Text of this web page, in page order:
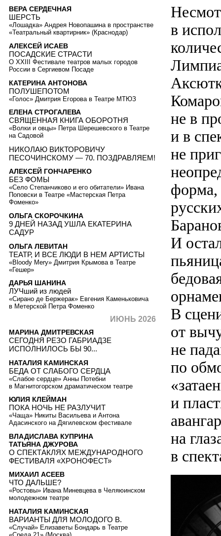
в
не в
и в
не
форма,
И
В
от
не
по
и
на
в
ВЕРА СЕРДЕЧНАЯ
ШЕРСТЬ
«Лошадка» Андрея Новопашина в пространстве
«Театральный квартирник» (Краснодар)
АЛЕКСЕЙ ИСАЕВ
ПОСАДСКИЕ СТРАСТИ
О XXIII Фестивале театров малых городов
России в Сергиевом Посаде
КАТЕРИНА АНТОНОВА
ПОЛУШЕПОТОМ
«Голос» Дмитрия Егорова в Театре МТЮЗ
ЕЛЕНА СТРОГАЛЕВА
СВЯЩЕННАЯ КНИГА ОБОРОТНЯ
«Волки и овцы» Петра Шерешевского в Театре
на Садовой
НИКОЛАЮ ВИКТОРОВИЧУ
ПЕСОЧИНСКОМУ — 70. ПОЗДРАВЛЯЕМ!
АЛЕКСЕЙ ГОНЧАРЕНКО
БЕЗ ФОМЫ
«Село Степанчиково и его обитатели» Ивана
Поповски в Театре «Мастерская Петра
Фоменко»
ОЛЬГА СКОРОЧКИНА
9 ДНЕЙ НАЗАД УШЛА ЕКАТЕРИНА
САДУР
ОЛЬГА ЛЕВИТАН
ТЕАТР, И ВСЕ ЛЮДИ В НЕМ АРТИСТЫ
«Bloody Mery» Дмитрия Крымова в Театре
«Гешер»
ДАРЬЯ ШАНИНА
ЛУЧший из людей
«Сирано де Бержерак» Евгения Каменьковича
в Метерской Петра Фоменко
ИЮНЬ 2026
МАРИНА ДМИТРЕВСКАЯ
СЕГОДНЯ РЕЗО ГАБРИАДЗЕ
ИСПОЛНИЛОСЬ БЫ 90...
НАТАЛИЯ КАМИНСКАЯ
БЕДА ОТ СЛАБОГО СЕРДЦА
«Слабое сердце» Анны Потебни
в Магнитогорском драматическом театре
ЮЛИЯ КЛЕЙМАН
ПОКА НОЧЬ НЕ РАЗЛУЧИТ
«Чаща» Никиты Васильева и Антона
Адасинского на Дягилевском фестивале
ВЛАДИСЛАВА КУПРИНА
ТАТЬЯНА ДЖУРОВА
О СПЕКТАКЛЯХ МЕЖДУНАРОДНОГО
ФЕСТИВАЛЯ «ХРОНОФЕСТ»
МИХАИЛ АСЕЕВ
ЧТО ДАЛЬШЕ?
«Ростовы» Ивана Миневцева в Челяюинском
молодежном театре
НАТАЛИЯ КАМИНСКАЯ
ВАРИАНТЫ ДЛЯ МОЛОДОГО В.
«Случай» Елизаветы Бондарь в Театре